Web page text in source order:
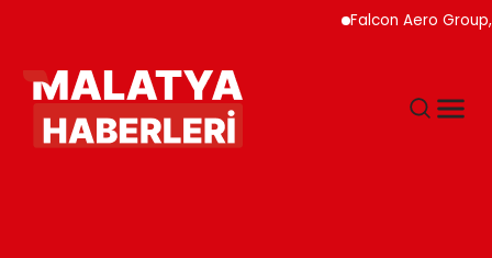
Falcon Aero Group,